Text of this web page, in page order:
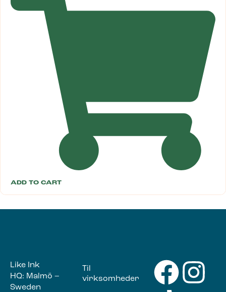
ADD TO CART
Like Ink
HQ: Malmö –
Sweden
Til
virksomheder